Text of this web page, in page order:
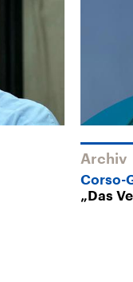
Archiv
Corso-
„Das